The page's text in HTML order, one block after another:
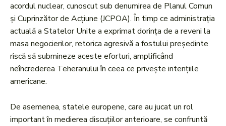
acordul nuclear, cunoscut sub denumirea de Planul Comun
și Cuprinzător de Acțiune (JCPOA). În timp ce administrația
actuală a Statelor Unite a exprimat dorința de a reveni la
masa negocierilor, retorica agresivă a fostului președinte
riscă să submineze aceste eforturi, amplificând
neîncrederea Teheranului în ceea ce privește intențiile
americane.
De asemenea, statele europene, care au jucat un rol
important în medierea discuțiilor anterioare, se confruntă